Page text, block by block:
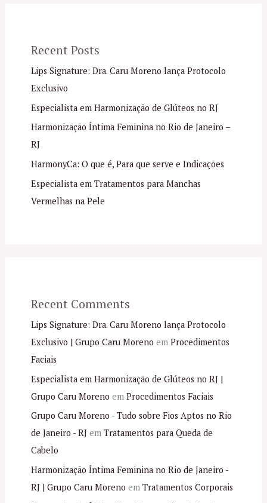
Recent Posts
Lips Signature: Dra. Caru Moreno lança Protocolo
Exclusivo
Especialista em Harmonização de Glúteos no RJ
Harmonização Íntima Feminina no Rio de Janeiro –
RJ
HarmonyCa: O que é, Para que serve e Indicações
Especialista em Tratamentos para Manchas
Vermelhas na Pele
Recent Comments
Lips Signature: Dra. Caru Moreno lança Protocolo
Exclusivo | Grupo Caru Moreno em Procedimentos
Faciais
Especialista em Harmonização de Glúteos no RJ |
Grupo Caru Moreno em Procedimentos Faciais
Grupo Caru Moreno - Tudo sobre Fios Aptos no Rio
de Janeiro - RJem Tratamentos para Queda de
Cabelo
Harmonização Íntima Feminina no Rio de Janeiro -
RJ | Grupo Caru Moreno em Tratamentos Corporais